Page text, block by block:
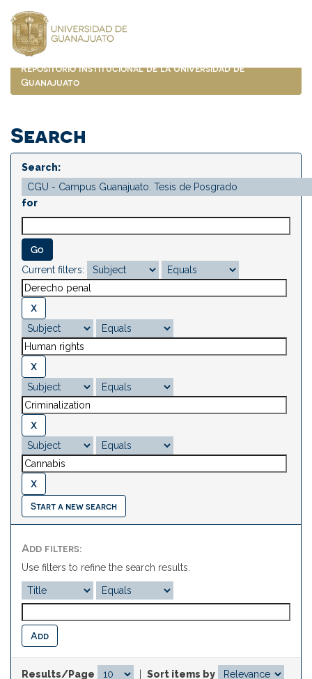
navigation
Repositorio Institucional de la Universidad de
Guanajuato
Search
Search:
for
Current filters:
Start a new search
Add filters:
Use filters to refine the search results.
Results/Page
Sort items by